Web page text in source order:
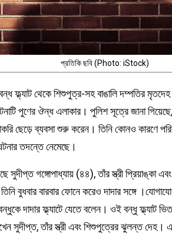
প্রতিকি ছবি (Photo: iStock)
ফ্ল্যাট থেকে শিশুপুত্র-সহ বাঙালি দম্পতির
পুণের ঔন্ধ এলাকার। পুলিশ সূত্রে জানা
ছেড়ে ব্যবসা শুরু করেন। তিনি কোনও কারণে
তদন্তে নেমেছে।
সুদীপ্ত গঙ্গোপাধ্যায় (৪৪), তাঁর স্ত্রী প্রিয়াঙ্কা
বুধবার বারবার ফোনে করেও দাদার সঙ্গে
দাদার ফ্ল্যাটে যেতে বলেন। ওই বন্ধু ফ্ল্যাট
সুদীপ্ত, তাঁর স্ত্রী এবং শিশুপুত্রের ঝুলন্ত দেহ।